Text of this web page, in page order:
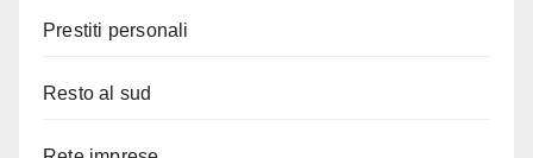
Prestiti personali
Resto al sud